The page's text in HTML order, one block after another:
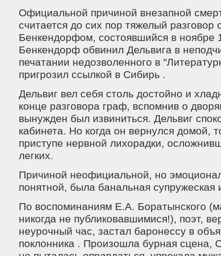
Официальной причиной внезапной
считается до сих пор тяжелый разговор
Бенкендорфом, состоявшийся в ноябре
Бенкендорф обвинил Дельвига в
печатании недозволенного в
пригрозил ссылкой в Сибирь .
Дельвиг вел себя столь достойно и
конце разговора граф, вспомнив о
вынужден был извиниться. Дельвиг
кабинета. Но когда он вернулся домой,
приступе нервной лихорадки,
легких.
Причиной неофициальной, но
понятной, была банальная супружеская
По воспоминаниям Е.А. Боратынского
никогда не публиковавшимися!), поэт,
неурочный час, застал баронессу в
поклонника . Произошла бурная